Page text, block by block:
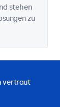
stehen
zu
vertraut